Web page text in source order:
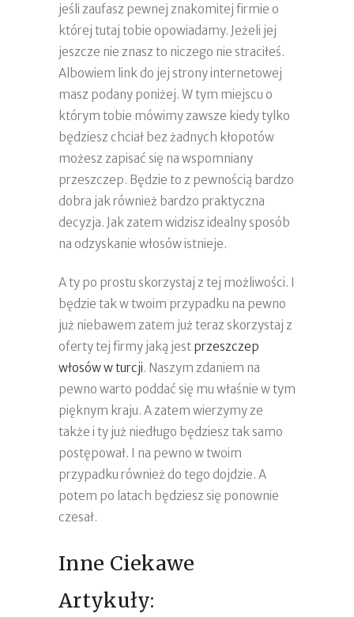
jeśli zaufasz pewnej znakomitej firmie o
której tutaj tobie opowiadamy. Jeżeli jej
jeszcze nie znasz to niczego nie straciłeś.
Albowiem link do jej strony internetowej
masz podany poniżej. W tym miejscu o
którym tobie mówimy zawsze kiedy tylko
będziesz chciał bez żadnych kłopotów
możesz zapisać się na wspomniany
przeszczep. Będzie to z pewnością bardzo
dobra jak również bardzo praktyczna
decyzja. Jak zatem widzisz idealny sposób
na odzyskanie włosów istnieje.
A ty po prostu skorzystaj z tej możliwości. I
będzie tak w twoim przypadku na pewno
już niebawem zatem już teraz skorzystaj z
oferty tej firmy jaką jest przeszczep
włosów w turcji. Naszym zdaniem na
pewno warto poddać się mu właśnie w tym
pięknym kraju. A zatem wierzymy ze
także i ty już niedługo będziesz tak samo
postępował. I na pewno w twoim
przypadku również do tego dojdzie. A
potem po latach będziesz się ponownie
czesał.
Inne Ciekawe
Artykuły: